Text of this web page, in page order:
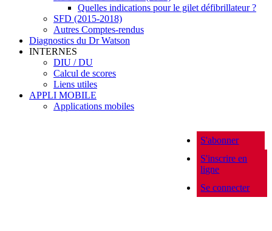
Quelles indications pour le gilet défibrillateur ?
SFD (2015-2018)
Autres Comptes-rendus
Diagnostics du Dr Watson
INTERNES
DIU / DU
Calcul de scores
Liens utiles
APPLI MOBILE
Applications mobiles
S'abonner
S'inscrire en
ligne
Se connecter